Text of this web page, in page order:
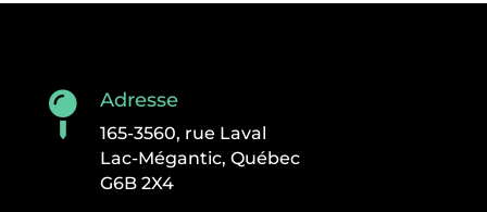
 Adresse
165-3560, rue Laval
Lac-Mégantic, Québec
G6B 2X4